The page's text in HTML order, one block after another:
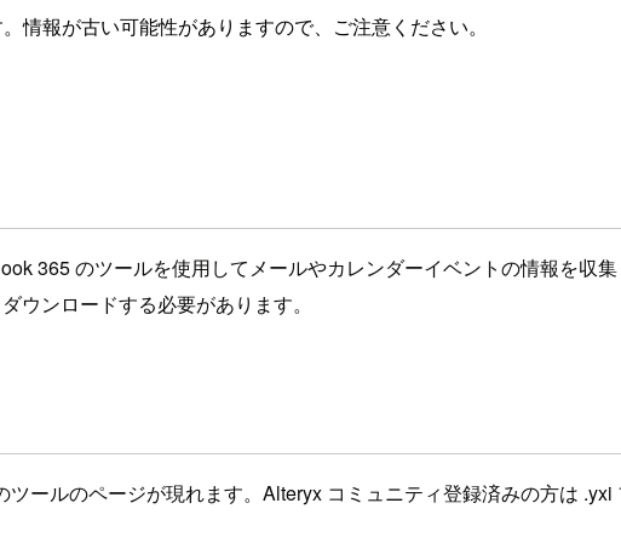
情報が古い可能性がありますので、ご注意ください。
365 のツールを使用してメールやカレンダーイベントの情報を収
ウンロードする必要があります。
ツールのページが現れます。Alteryx コミュニティ登録済みの方は